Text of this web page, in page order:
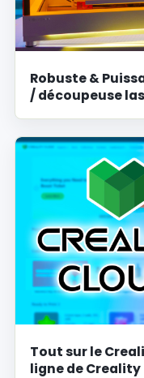
Robuste &
/ découpeuse
Tout sur le
ligne de Creality